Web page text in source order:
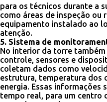
para os técnicos durante a
como áreas de inspeção ou
equipamento instalado ao
atenção.
5. Sistema de
No interior da torre
controle, sensores e
coletam dados como
estrutura, temperatura dos
energia. Essas informações
tempo real, para um centro